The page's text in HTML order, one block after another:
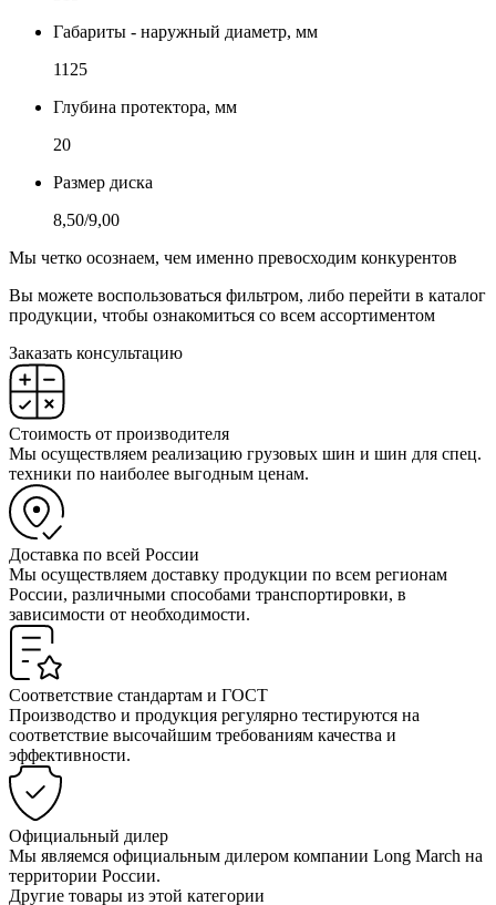
Габариты - наружный диаметр, мм
1125
Глубина протектора, мм
20
Размер диска
8,50/9,00
Мы четко осознаем, чем именно превосходим конкурентов
Вы можете воспользоваться фильтром, либо перейти в каталог
продукции, чтобы ознакомиться со всем ассортиментом
Заказать консультацию
Стоимость от производителя
Мы осуществляем реализацию грузовых шин и шин для спец.
техники по наиболее выгодным ценам.
Доставка по всей России
Мы осуществляем доставку продукции по всем регионам
России, различными способами транспортировки, в
зависимости от необходимости.
Соответствие стандартам и ГОСТ
Производство и продукция регулярно тестируются на
соответствие высочайшим требованиям качества и
эффективности.
Официальный дилер
Мы являемся официальным дилером компании Long March на
территории России.
Другие товары из этой категории